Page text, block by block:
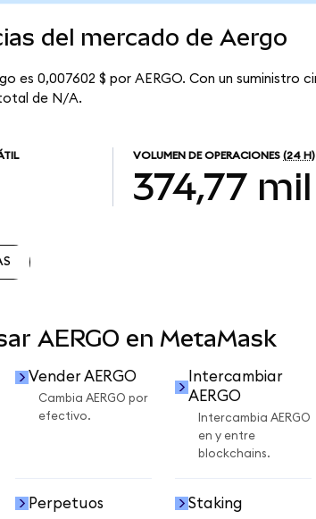
del mercado de Aergo
es 0,007602 $ por AERGO. Con un suministro
de N/A.
VOLUMEN DE OPERACIONES (24 H)
374,77
AERGO en MetaMask
Vender AERGO
Cambia AERGO por
efectivo.
Intercambiar
AERGO
Intercambia AERGO
en y entre
blockchains.
Perpetuos Staking